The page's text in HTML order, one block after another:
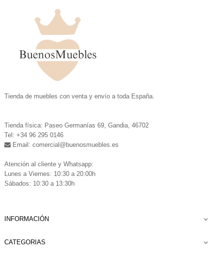
Tienda de muebles con venta y envío a toda España.
Tienda física: Paseo Germanías 69, Gandia, 46702
Tel: +34 96 295 0146
Email: comercial @buenosmuebles.es
Atención al cliente y Whatsapp:
Lunes a Viernes: 10:30 a 20:00h
Sábados: 10:30 a 13:30h
INFORMACIÓN 
CATEGORIAS 